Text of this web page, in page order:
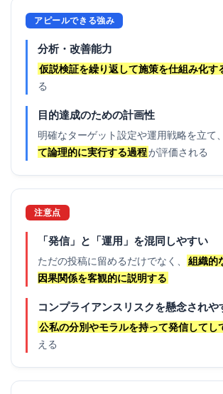
アピールできる強み
分析・改善能力
仮説検証を繰り返して施策を仕組み化す
る
目的達成のための計画性
明確なターゲット設定や運用戦略を立て、
て論理的に実行する過程が評価される
注意点
「発信」と「運用」を混同しやすい
ただの投稿に留めるだけでなく、
組織的
因果関係を客観的に説明する
コンプライアンスリスクを懸念されや
公私の分別やモラルを持って発信してし
える